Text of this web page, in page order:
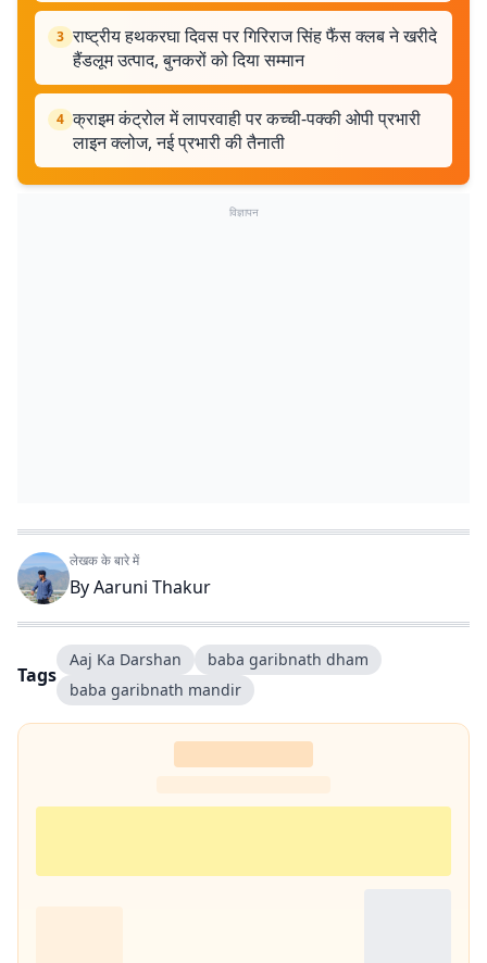
3 राष्ट्रीय हथकरघा दिवस पर गिरिराज सिंह फैंस क्लब ने खरीदे
हैंडलूम उत्पाद, बुनकरों को दिया सम्मान
4 क्राइम कंट्रोल में लापरवाही पर कच्ची-पक्की ओपी प्रभारी
लाइन क्लोज, नई प्रभारी की तैनाती
विज्ञापन
लेखक के बारे में
ByAaruni Thakur
Tags
Aaj Ka Darshan
baba garibnath dham
baba garibnath mandir